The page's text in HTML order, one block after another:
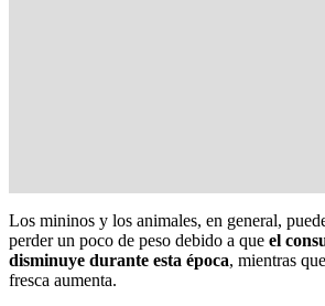
Los mininos y los animales, en general,
perder un poco de peso debido a que el
disminuye durante esta época, mientras
fresca aumenta.